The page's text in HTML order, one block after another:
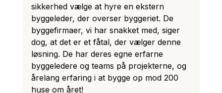
sikkerhed vælge at hyre en ekstern
byggeleder, der overser byggeriet. De
byggefirmaer, vi har snakket med, siger
dog, at det er et fåtal, der vælger denne
løsning. De har deres egne erfarne
byggeledere og teams på projekterne, og
årelang erfaring i at bygge op mod 200
huse om året!